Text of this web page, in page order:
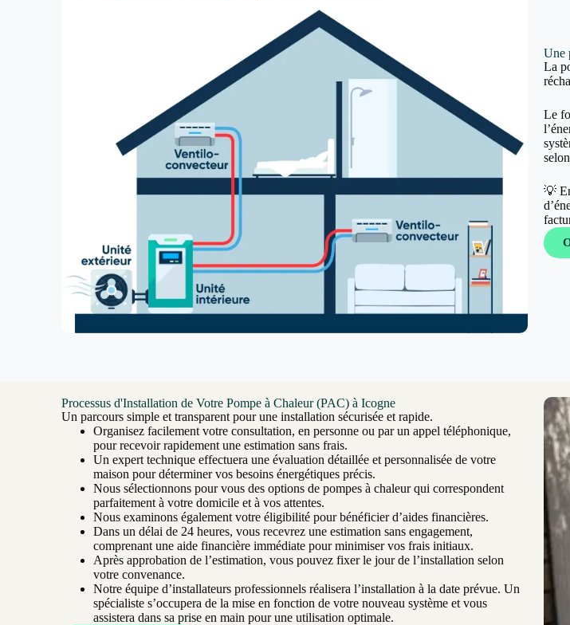
Une
La
Le
💡
Processus d'Installation de Votre Pompe à Chaleur (PAC) à Icogne
Un parcours simple et transparent pour une installation sécurisée et rapide.
Organisez facilement votre consultation, en personne ou par un appel téléphonique,
pour recevoir rapidement une estimation sans frais.
Un expert technique effectuera une évaluation détaillée et personnalisée de votre
maison pour déterminer vos besoins énergétiques précis.
Nous sélectionnons pour vous des options de pompes à chaleur qui correspondent
parfaitement à votre domicile et à vos attentes.
Nous examinons également votre éligibilité pour bénéficier d’aides financières.
Dans un délai de 24 heures, vous recevrez une estimation sans engagement,
comprenant une aide financière immédiate pour minimiser vos frais initiaux.
Après approbation de l’estimation, vous pouvez fixer le jour de l’installation selon
votre convenance.
Notre équipe d’installateurs professionnels réalisera l’installation à la date prévue. Un
spécialiste s’occupera de la mise en fonction de votre nouveau système et vous
assistera dans sa prise en main pour une utilisation optimale.